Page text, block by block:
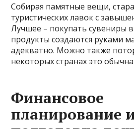
Собирая памятные вещи,
туристических лавок с
Лучшее – покупать сувениры в
продукты создаются руками
адекватно. Можно также
некоторых странах это
Финансовое
планирование